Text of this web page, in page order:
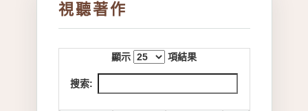
視聽著作
顯示 項結果
搜索: